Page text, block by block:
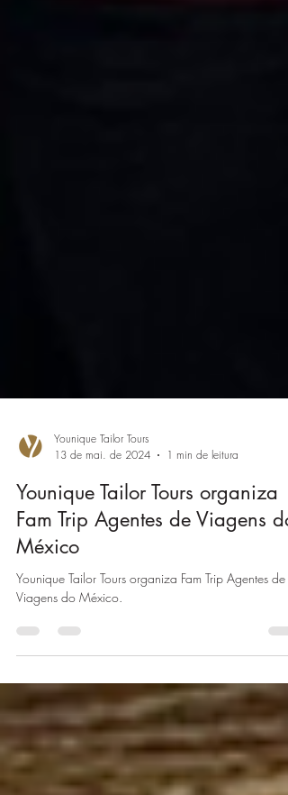
Younique Tailor Tours
13 de mai. de 2024
1 min de leitura
Younique Tailor Tours organiza
México
Younique Tailor Tours organiza Fam Trip Agentes de